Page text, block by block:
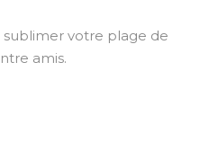
sublimer votre plage de
amis.